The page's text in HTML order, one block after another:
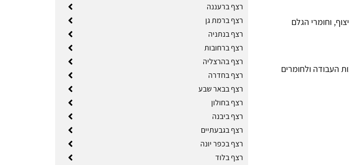
וחומרי הגלם
העבודה ולחומרים
רצף ברעננה
רצף ברמת גן
רצף בנתניה
רצף ברחובות
רצף בהרצליה
רצף בחדרה
רצף בבאר שבע
רצף בחולון
רצף ביבנה
רצף בגבעתיים
רצף בכפר יונה
רצף בלוד